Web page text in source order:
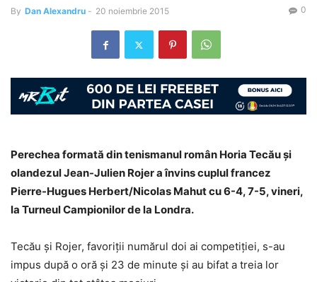
By Dan Alexandru - 20 noiembrie 2015 0
Perechea formată din tenismanul român Horia Tecău și
olandezul Jean-Julien Rojer a învins cuplul francez
Pierre-Hugues Herbert/Nicolas Mahut cu 6-4, 7-5, vineri,
la Turneul Campionilor de la Londra.
Tecău și Rojer, favoriții numărul doi ai competiției, s-au
impus după o oră și 23 de minute și au bifat a treia lor